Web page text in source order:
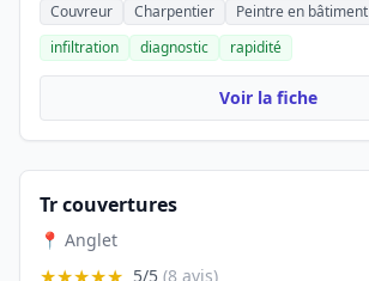
Couvreur
Charpentier
Peintre en bâtiment
infiltration
diagnostic rapidité
Voir la fiche
Tr couvertures
📍 Anglet
5/5 (8 avis)